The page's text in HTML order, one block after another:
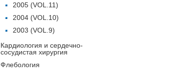
2005 (VOL.11)
2004 (VOL.10)
2003 (VOL.9)
Кардиология и сердечно-
сосудистая хирургия
Флебология